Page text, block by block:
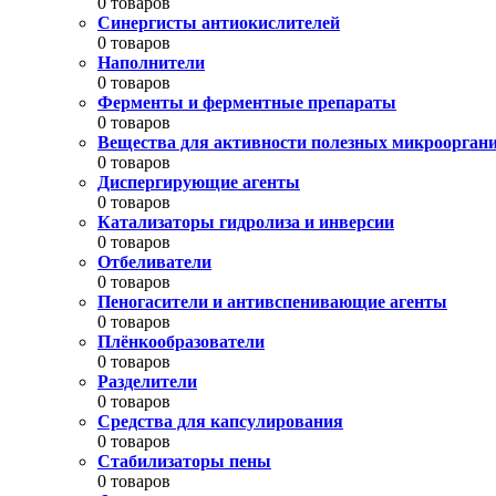
Синергисты антиокислителей
0 товаров
Наполнители
0 товаров
Ферменты и ферментные препараты
0 товаров
Вещества для активности полезных
0 товаров
Диспергирующие агенты
0 товаров
Катализаторы гидролиза и инверсии
0 товаров
Отбеливатели
0 товаров
Пеногасители и антивспенивающие агенты
0 товаров
Плёнкообразователи
0 товаров
Разделители
0 товаров
Средства для капсулирования
0 товаров
Стабилизаторы пены
0 товаров